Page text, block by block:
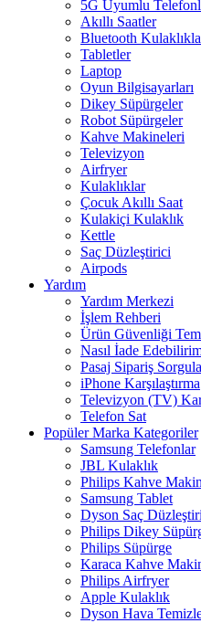
5G Uyumlu
Akıllı Saatler
Bluetooth
Tabletler
Laptop
Oyun Bilgisayarları
Dikey Süpürgeler
Robot Süpürgeler
Kahve Makineleri
Televizyon
Airfryer
Kulaklıklar
Çocuk Akıllı Saat
Kulakiçi Kulaklık
Kettle
Saç Düzleştirici
Airpods
Yardım
Yardım Merkezi
İşlem Rehberi
Ürün Güvenliği
Nasıl İade
Pasaj Sipariş
iPhone Karşılaştırma
Televizyon (TV)
Telefon Sat
Popüler Marka Kategoriler
Samsung Telefonlar
JBL Kulaklık
Philips Kahve
Samsung Tablet
Dyson Saç
Philips Dikey
Philips Süpürge
Karaca Kahve
Philips Airfryer
Apple Kulaklık
Dyson Hava